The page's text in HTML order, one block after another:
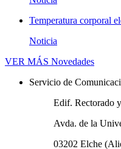
Temperatura corporal
Noticia
VER MÁS Novedades
Servicio de
Edif. Rectorado
Avda. de la
03202 Elche